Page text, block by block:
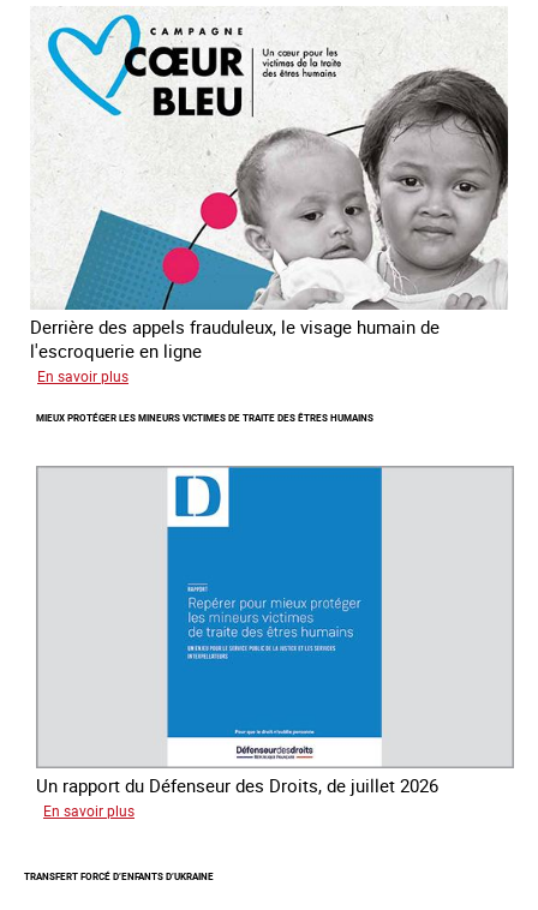
en
Asie
du
sud
est
Derrière des appels frauduleux, le visage humain de
l'escroquerie en ligne
En savoir plus
mondiale
lutte
MIEUX PROTÉGER LES MINEURS VICTIMES DE TRAITE DES ÊTRES HUMAINS
Un rapport du Défenseur des Droits, de juillet 2026
En savoir plus
les
TRANSFERT FORCÉ D’ENFANTS D’UKRAINE